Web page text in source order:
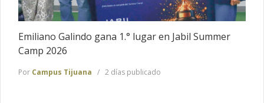
Emiliano Galindo gana 1.° lugar en Jabil Summer
Camp 2026
Por Campus Tijuana 2 días publicado